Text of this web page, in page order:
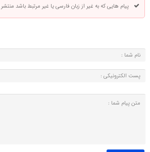
پیام هایی که به غیر از زبان فارسی یا غیر مرتبط باشد